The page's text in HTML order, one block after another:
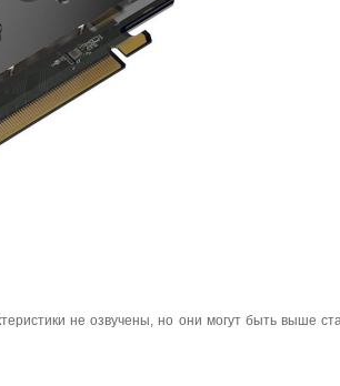
не озвучены, но они могут быть выше